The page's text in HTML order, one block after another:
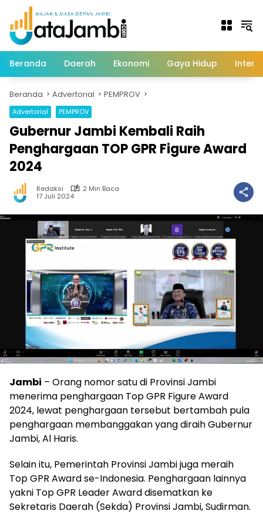
Langsung
konten
Beranda Daerah Ekonomi Gaya Hidup
Beranda Advertorial PEMPROV
Advertorial PEMPROV
Gubernur Jambi Kembali Raih
Penghargaan TOP GPR Figure Award
2024
Redaksi
2 Min Baca
17 Juli 2024
Jambi – Orang nomor satu di Provinsi Jambi
menerima penghargaan Top GPR Figure Award
2024, lewat penghargaan tersebut bertambah pula
penghargaan membanggakan yang diraih Gubernur
Jambi, Al Haris.
Selain itu, Pemerintah Provinsi Jambi juga meraih
Top GPR Award se-Indonesia. Penghargaan lainnya
yakni Top GPR Leader Award disematkan ke
Sekretaris Daerah (Sekda) Provinsi Jambi, Sudirman.